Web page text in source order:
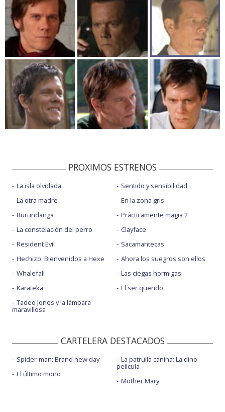
PROXIMOS ESTRENOS
La isla olvidada
La otra madre
Burundanga
La constelación del perro
Resident Evil
Hechizo: Bienvenidos a Hexe
Whalefall
Karateka
Tadeo Jones y la lámpara
maravillosa
Sentido y sensibilidad
En la zona gris
Prácticamente magia 2
Clayface
Sacamantecas
Ahora los suegros son ellos
Las ciegas hormigas
El ser querido
CARTELERA DESTACADOS
Spider-man: Brand new day
El último mono
La patrulla canina: La dino
película
Mother Mary